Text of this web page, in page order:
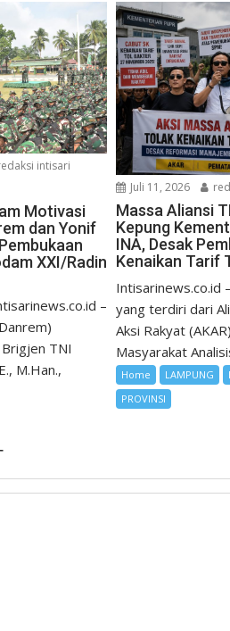
intisari
Motivasi
dan Yonif
XXI/Radin
–
TNI
M.Han.,
Juli 11, 2026
Massa Aliansi
Kepung
INA, Desak
Kenaikan Tarif
Intisarinews.co.id
yang terdiri dari
Aksi Rakyat
Masyarakat
Home LAMPUNG
PROVINSI